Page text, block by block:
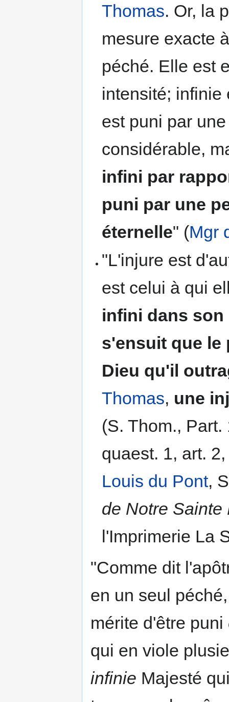
Thomas. Or, la
mesure exacte
péché. Elle est
intensité;
est puni par
considérable,
infini par
puni par une
éternelle" (Mgr
"L'injure est
est celui à qui
infini dans son
s'ensuit que le
Dieu qu'il
Thomas, une
(S. Thom.,
quaest. 1, art.
Louis du Pont,
de Notre Sainte
l'Imprimerie La
"Comme dit
en un seul
mérite d'être puni
qui en viole
infinie Majesté